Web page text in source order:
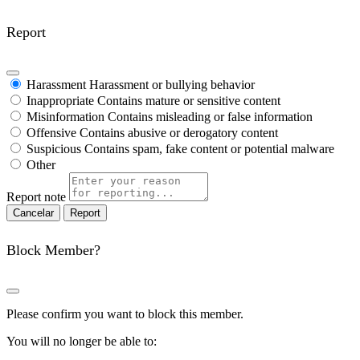
Report
Harassment Harassment or bullying behavior
Inappropriate Contains mature or sensitive content
Misinformation Contains misleading or false information
Offensive Contains abusive or derogatory content
Suspicious Contains spam, fake content or potential malware
Other
Report note
Report
Block Member?
Please confirm you want to block this member.
You will no longer be able to: